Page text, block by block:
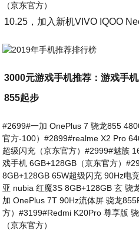
（京东官方）
10.25，加入新机VIVO IQOO
3000元游戏手机推荐：游戏手
855起步
#2699#一加 OnePlus 7 骁龙855
官方-100）#2899#realme X2 Pro
超级闪充（京东官方）#2999#魅族
戏手机 6GB+128GB（京东官方）
8GB+128GB 65W超级闪充 90Hz电
亚 nubia 红魔3S 8GB+128GB 玄 骁
加 OnePlus 7T 90Hz流体屏 骁龙
方）#3199#Redmi K20Pro 尊享版
（京东官方）